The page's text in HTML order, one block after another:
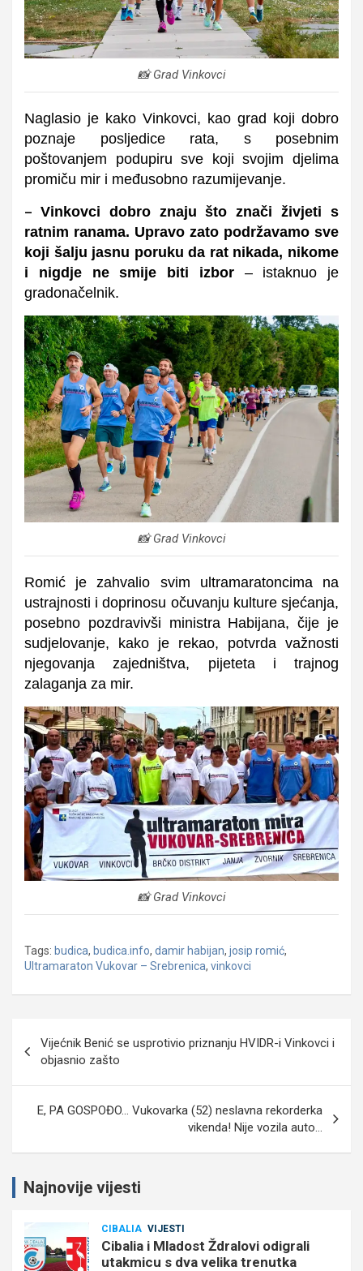
📸 Grad Vinkovci
Naglasio je kako Vinkovci, kao grad koji dobro
poznaje posljedice rata, s posebnim
poštovanjem podupiru sve koji svojim djelima
promiču mir i međusobno razumijevanje.
– Vinkovci dobro znaju što znači živjeti s
ratnim ranama. Upravo zato podržavamo sve
koji šalju jasnu poruku da rat nikada, nikome
i nigdje ne smije biti izbor– istaknuo je
gradonačelnik.
📸 Grad Vinkovci
Romić je zahvalio svim ultramaratoncima na
ustrajnosti i doprinosu očuvanju kulture sjećanja,
posebno pozdravivši ministra Habijana, čije je
sudjelovanje, kako je rekao, potvrda važnosti
njegovanja zajedništva, pijeteta i trajnog
zalaganja za mir.
📸 Grad Vinkovci
Tags: budica, budica.info, damir habijan, josip romić,
Ultramaraton Vukovar – Srebrenica, vinkovci
objava
Vijećnik Benić se usprotivio priznanju HVIDR-i Vinkovci i
objasnio zašto
E, PA GOSPOĐO… Vukovarka (52) neslavna rekorderka
vikenda! Nije vozila auto…
Najnovije vijesti
CIBALIA VIJESTI
Cibalia i Mladost Ždralovi odigrali
utakmicu s dva velika trenutka